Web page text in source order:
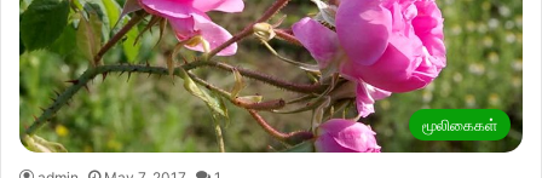
மூலிகைகள்